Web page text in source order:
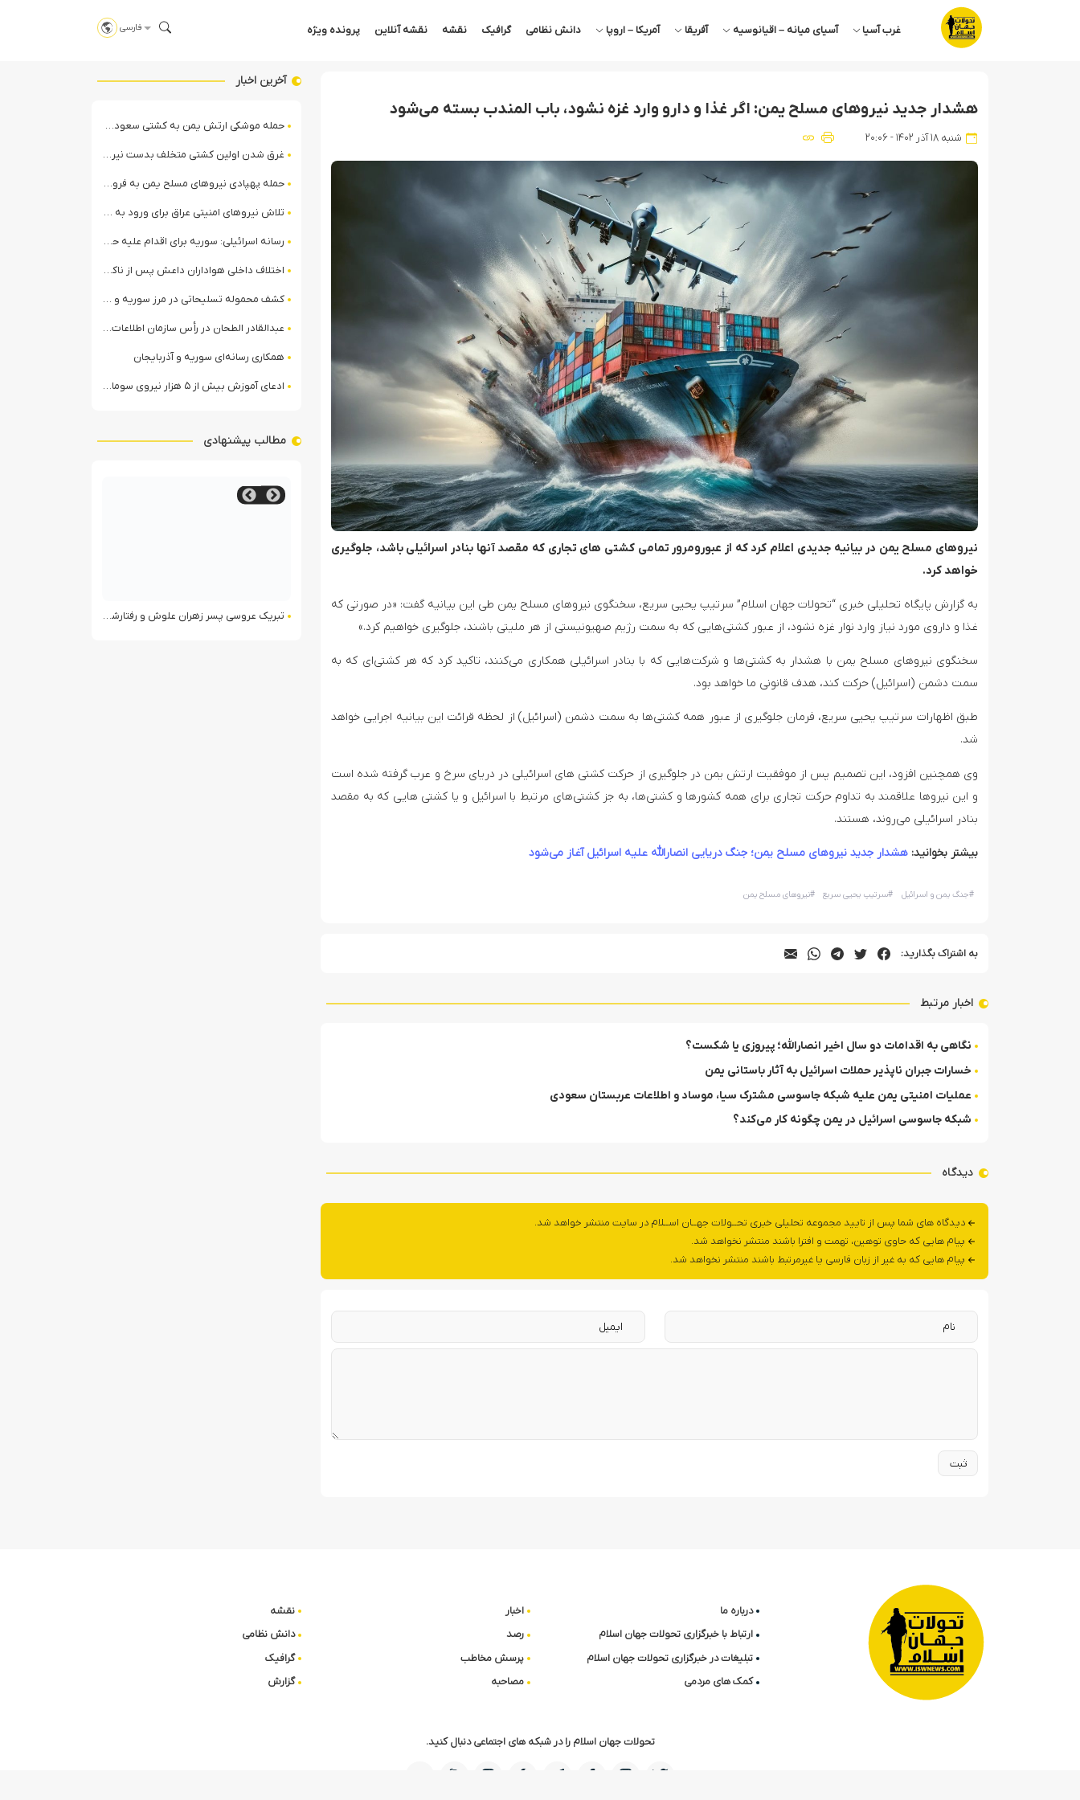
غرب آسیا آسیای میانه – اقیانوسیه آفریقا آمریکا – اروپا دانش نظامی گرافیک نقشه نقشه آنلاین پرونده ویژه فارسی
هشدار جدید نیروهای مسلح یمن: اگر غذا و دارو وارد غزه نشود، باب المندب بسته می‌شود
شنبه ۱۸ آذر ۱۴۰۲ - ۲۰:۰۶
نیروهای مسلح یمن در بیانیه جدیدی اعلام کرد که از عبورومرور تمامی کشتی های تجاری که مقصد آنها بنادر اسرائیلی باشد، جلوگیری
خواهد کرد.
به گزارش پایگاه تحلیلی خبری “تحولات جهان اسلام” سرتیپ یحیی سریع، سخنگوی نیروهای مسلح یمن طی این بیانیه گفت: «در صورتی که
غذا و داروی مورد نیاز وارد نوار غزه نشود، از عبور کشتی‌هایی که به سمت رژیم صهیونیستی از هر ملیتی باشند، جلوگیری خواهیم کرد.»
سخنگوی نیروهای مسلح یمن با هشدار به کشتی‌ها و شرکت‌هایی که با بنادر اسرائیلی همکاری می‌کنند، تاکید کرد که هر کشتی‌ای که به
سمت دشمن (اسرائیل) حرکت کند، هدف قانونی ما خواهد بود.
طبق اظهارات سرتیپ یحیی سریع، فرمان جلوگیری از عبور همه کشتی‌ها به سمت دشمن (اسرائیل) از لحظه قرائت این بیانیه اجرایی خواهد
شد.
وی همچنین افزود، این تصمیم پس از موفقیت ارتش یمن در جلوگیری از حرکت کشتی های اسرائیلی در دریای سرخ و عرب گرفته شده است
و این نیروها علاقمند به تداوم حرکت تجاری برای همه کشورها و کشتی‌ها، به جز کشتی‌های مرتبط با اسرائیل و یا کشتی هایی که به مقصد
بنادر اسرائیلی می‌روند، هستند.
بیشتر بخوانید: هشدار جدید نیروهای مسلح یمن؛ جنگ دریایی انصارالله علیه اسرائیل آغاز می‌شود
#جنگ یمن و اسرائیل #سرتیپ یحیی سریع #نیروهای مسلح یمن
به اشتراک بگذارید:
اخبار مرتبط
نگاهی به اقدامات دو سال اخیر انصارالله؛ پیروزی یا شکست؟
خسارات جبران ناپذیر حملات اسرائیل به آثار باستانی یمن
عملیات امنیتی یمن علیه شبکه جاسوسی مشترک سیا، موساد و اطلاعات عربستان سعودی
شبکه جاسوسی اسرائیل در یمن چگونه کار می‌کند؟
دیدگاه
دیدگاه های شما پس از تایید مجموعه تحلیلی خبری تحــولات جهــان اســلام در سایت منتشر خواهد شد.
پیام هایی که حاوی توهین، تهمت و افترا باشند منتشر نخواهد شد.
پیام هایی که به غیر از زبان فارسی یا غیرمرتبط باشند منتشر نخواهد شد.
آخرین اخبار
حمله موشکی ارتش یمن به کشتی سعودی در شمال دریای سرخ
غرق شدن اولین کشتی متخلف بدست نیروی دریایی ارتش یمن
حمله پهپادی نیروهای مسلح یمن به فرودگاه نجران
تلاش نیروهای امنیتی عراق برای ورود به مقر مقاومت در حومه بغداد
رسانه اسرائیلی: سوریه برای اقدام علیه حزب‌الله در لبنان آماده می‌شود!
اختلاف داخلی هواداران داعش پس از ناکامی عملیات انغماسی داعش در رقه
کشف محموله تسلیحاتی در مرز سوریه و عراق توسط نیروهای الجولانی
عبدالقادر الطحان در رأس سازمان اطلاعات سوریه؛ گمانه‌زنی‌ها درباره اختلافات در ساختار امنیتی
همکاری رسانه‌ای سوریه و آذربایجان
ادعای آموزش بیش از ۵ هزار نیروی سومالیایی با نظارت عربستان
مطالب پیشنهادی
تبریک عروسی پسر زهران علوش و رفتارشناسی الجولانی دربرابر سلفیان جهادی
درباره ما
ارتباط با خبرگزاری تحولات جهان اسلام
تبلیغات در خبرگزاری تحولات جهان اسلام
کمک های مردمی
اخبار
رصد
پرسش مخاطب
مصاحبه
نقشه
دانش نظامی
گرافیک
گزارش
تحولات جهان اسلام را در شبکه های اجتماعی دنبال کنید.